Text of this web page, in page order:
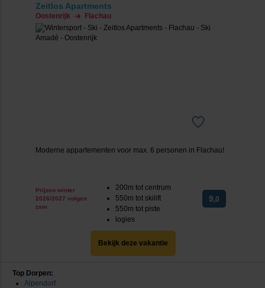
Zeitlos Apartments
Oostenrijk Flachau
Moderne appartementen voor max. 6 personen in Flachau!
Prijzen winter
2026/2027 volgen
zsm
200m tot centrum
550m tot skilift
550m tot piste
logies
9,0
Bekijk deze vakantie
Top Dorpen:
Alpendorf